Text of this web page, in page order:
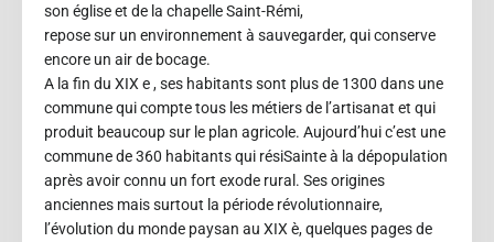
son église et de la chapelle Saint-Rémi,
repose sur un environnement à sauvegarder, qui conserve
encore un air de bocage.
A la fin du XIX e , ses habitants sont plus de 1300 dans une
commune qui compte tous les métiers de l’artisanat et qui
produit beaucoup sur le plan agricole. Aujourd’hui c’est une
commune de 360 habitants qui résiSainte à la dépopulation
après avoir connu un fort exode rural. Ses origines
anciennes mais surtout la période révolutionnaire,
l’évolution du monde paysan au XIX è, quelques pages de